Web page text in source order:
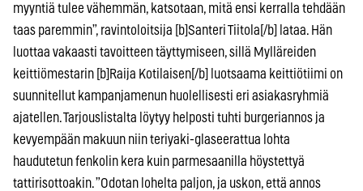
myyntiä tulee vähemmän, katsotaan, mitä ensi kerralla tehdään
taas paremmin”, ravintoloitsija [b]Santeri Tiitola[/b] lataa. Hän
luottaa vakaasti tavoitteen täyttymiseen, sillä Mylläreiden
keittiömestarin [b]Raija Kotilaisen[/b] luotsaama keittiötiimi on
suunnitellut kampanjamenun huolellisesti eri asiakasryhmiä
ajatellen. Tarjouslistalta löytyy helposti tuhti burgeriannos ja
kevyempään makuun niin teriyaki-glaseerattua lohta
haudutetun fenkolin kera kuin parmesaanilla höystettyä
tattirisottoakin. ”Odotan lohelta paljon, ja uskon, että annos